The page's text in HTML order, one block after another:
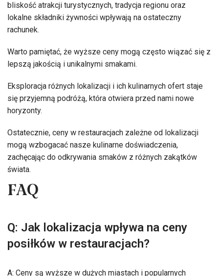
bliskość atrakcji turystycznych, tradycja regionu oraz
lokalne składniki żywności wpływają na ostateczny
rachunek.
Warto pamiętać, że wyższe ceny mogą często wiązać się z
lepszą jakością i unikalnymi smakami.
Eksploracja różnych lokalizacji i ich kulinarnych ofert staje
się przyjemną podróżą, która otwiera przed nami nowe
horyzonty.
Ostatecznie, ceny w restauracjach zależne od lokalizacji
mogą wzbogacać nasze kulinarne doświadczenia,
zachęcając do odkrywania smaków z różnych zakątków
świata.
FAQ
Q: Jak lokalizacja wpływa na ceny
posiłków w restauracjach?
A: Ceny są wyższe w dużych miastach i popularnych